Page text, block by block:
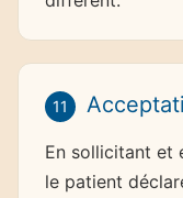
11
En sollicitant et
le patient